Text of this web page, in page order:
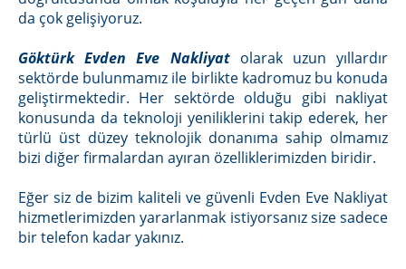
da çok gelişiyoruz.
Göktürk Evden Eve Nakliyat olarak uzun yıllardır
sektörde bulunmamız ile birlikte kadromuz bu konuda
geliştirmektedir. Her sektörde olduğu gibi nakliyat
konusunda da teknoloji yeniliklerini takip ederek, her
türlü üst düzey teknolojik donanıma sahip olmamız
bizi diğer firmalardan ayıran özelliklerimizden biridir.
Eğer siz de bizim kaliteli ve güvenli Evden Eve Nakliyat
hizmetlerimizden yararlanmak istiyorsanız size sadece
bir telefon kadar yakınız.